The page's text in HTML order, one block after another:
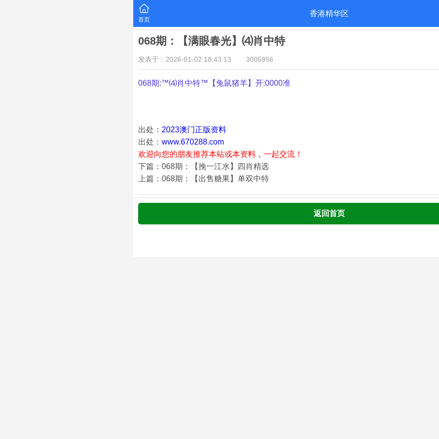
首页
香港精华区
068期：【满眼春光】⑷肖中特
发表于：2026-01-02 18:43:13 3005956
068期:™⑷肖中特™【兔鼠猪羊】开:0000准
出处： 2023澳门正版资料
出处： www.670288.com
欢迎向您的朋友推荐本站或本资料，一起交流！
下篇：068期：【挽一江水】四肖精选
上篇：068期：【出售糖果】单双中特
返回首页